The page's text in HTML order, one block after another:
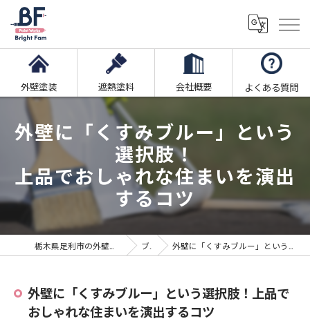
外壁塗装 遮熱塗料 会社概要 よくある質問
外壁に「くすみブルー」という
選択肢！
上品でおしゃれな住まいを演出
するコツ
ブログ 外壁に「くすみブルー」という選択肢！上品でおしゃれな住まいを演出するコツ
外壁に「くすみブルー」という選択肢！上品で
おしゃれな住まいを演出するコツ